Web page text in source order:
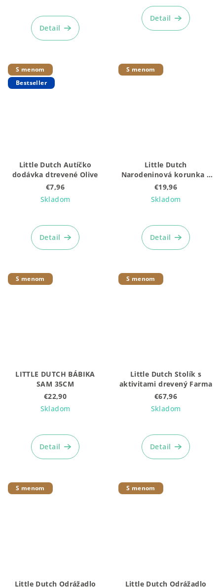
hodnotenie
produktu
Detail
hodnotenie
produktu
Detail
S menom
Bestseller
Little Dutch Autíčko
dodávka dtrevené Olive
€7,96
Skladom
Detail
S menom
Little Dutch
Narodeninová korunka s
číslami Blue
€19,96
Skladom
Detail
S menom
LITTLE DUTCH BÁBIKA
SAM 35CM
€22,90
Skladom
Detail
S menom
Little Dutch Stolík s
aktivitami drevený Farma
€67,96
Skladom
Detail
S menom
Little Dutch Odrážadlo
S menom
Little Dutch Odrážadlo